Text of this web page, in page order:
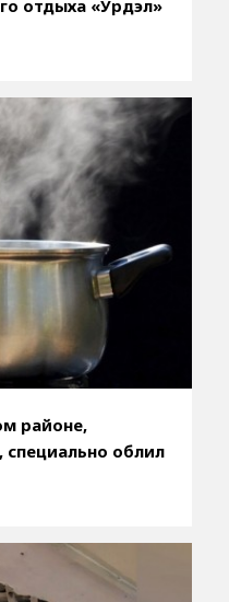
отдыха «Урдэл»
районе,
специально облил